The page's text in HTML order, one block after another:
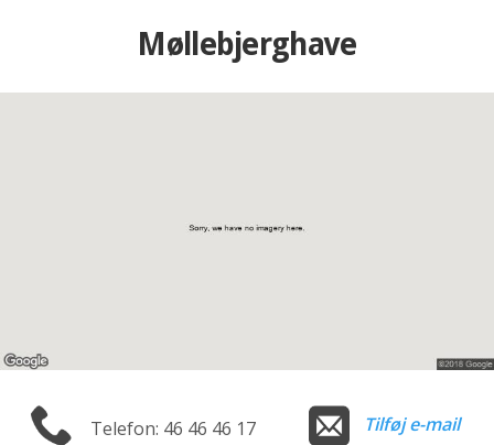
Møllebjerghave
Telefon: 46 46 46 17 Tilføj e-mail